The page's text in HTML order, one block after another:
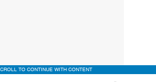
TO CONTINUE WITH CONTENT